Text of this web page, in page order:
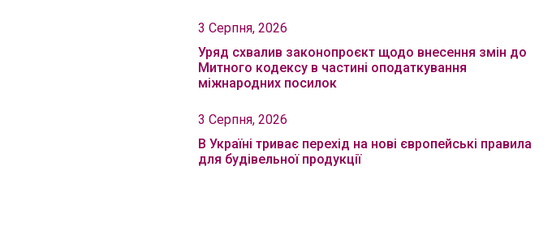
3 Серпня, 2026
Уряд схвалив законопроєкт щодо внесення змін до
Митного кодексу в частині оподаткування
міжнародних посилок
3 Серпня, 2026
В Україні триває перехід на нові європейські правила
для будівельної продукції